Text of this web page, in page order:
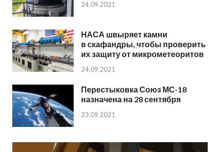
24.09.2021
НАСА швыряет камни
в скафандры, чтобы проверить
их защиту от микрометеоритов
24.09.2021
Перестыковка Союз МС-18
назначена на 28 сентября
23.09.2021